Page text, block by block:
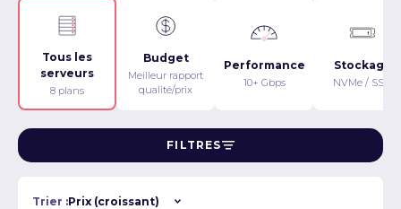
Tous les
serveurs
8 plans
Budget
Meilleur rapport
qualité/prix
Performance
10+ Gbps
Stockage
NVMe / SSD
FILTRES
Trier :